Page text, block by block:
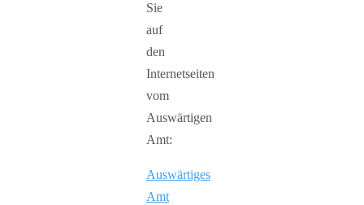
Sie
auf
den
Internetseiten
vom
Auswärtigen
Amt:
Auswärtiges
Amt